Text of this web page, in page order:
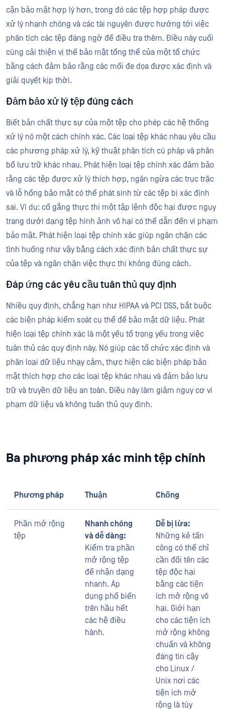
cận bảo mật hợp lý hơn, trong đó các tệp hợp pháp được
xử lý nhanh chóng và các tài nguyên được hướng tới việc
phân tích các tệp đáng ngờ để điều tra thêm. Điều này cuối
cùng cải thiện vị thế bảo mật tổng thể của một tổ chức
bằng cách đảm bảo rằng các mối đe dọa được xác định và
giải quyết kịp thời.
Đảm bảo xử lý tệp đúng cách
Biết bản chất thực sự của một tệp cho phép các hệ thống
xử lý nó một cách chính xác. Các loại tệp khác nhau yêu cầu
các phương pháp xử lý, kỹ thuật phân tích cú pháp và phân
bổ lưu trữ khác nhau. Phát hiện loại tệp chính xác đảm bảo
rằng các tệp được xử lý thích hợp, ngăn ngừa các trục trặc
và lỗ hổng bảo mật có thể phát sinh từ các tệp bị xác định
sai. Ví dụ: cố gắng thực thi một tập lệnh độc hại được ngụy
trang dưới dạng tệp hình ảnh vô hại có thể dẫn đến vi phạm
bảo mật. Phát hiện loại tệp chính xác giúp ngăn chặn các
tình huống như vậy bằng cách xác định bản chất thực sự
của tệp và ngăn chặn việc thực thi không đúng cách.
Đáp ứng các yêu cầu tuân thủ quy định
Nhiều quy định, chẳng hạn như HIPAA và PCI DSS, bắt buộc
các biện pháp kiểm soát cụ thể để bảo mật dữ liệu. Phát
hiện loại tệp chính xác là một yếu tố trọng yếu trong việc
tuân thủ các quy định này. Nó giúp các tổ chức xác định và
phân loại dữ liệu nhạy cảm, thực hiện các biện pháp bảo
mật thích hợp cho các loại tệp khác nhau và đảm bảo lưu
trữ và truyền dữ liệu an toàn. Điều này làm giảm nguy cơ vi
phạm dữ liệu và không tuân thủ quy định.
Ba phương pháp xác minh tệp chính
Phương pháp Thuận Chống
Phần mở rộng
tệp
Nhanh chóng
và dễ dàng:
Kiểm tra phần
mở rộng tệp
để nhận dạng
nhanh. Áp
dụng phổ biến
trên hầu hết
các hệ điều
hành.
Dễ bị lừa:
Những kẻ tấn
công có thể chỉ
cần đổi tên các
tệp độc hại
bằng các tiện
ích mở rộng vô
hại. Giới hạn
cho các tiện ích
mở rộng không
chuẩn và không
đáng tin cậy
cho Linux /
Unix nơi các
tiện ích mở
rộng là tùy